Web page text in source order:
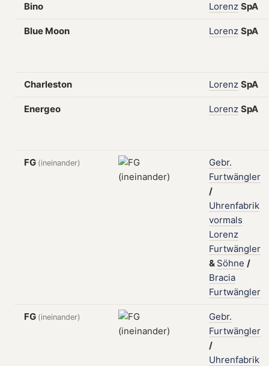
Bino Lorenz SpA
Blue Moon Lorenz SpA
Charleston Lorenz SpA
Energeo Lorenz SpA
FG (ineinander)
Gebr.
Furtwängler
/
Uhrenfabrik
vormals
Lorenz
Furtwängler
& Söhne /
Bracia
Furtwängler
FG (ineinander)
Gebr.
Furtwängler
/
Uhrenfabrik